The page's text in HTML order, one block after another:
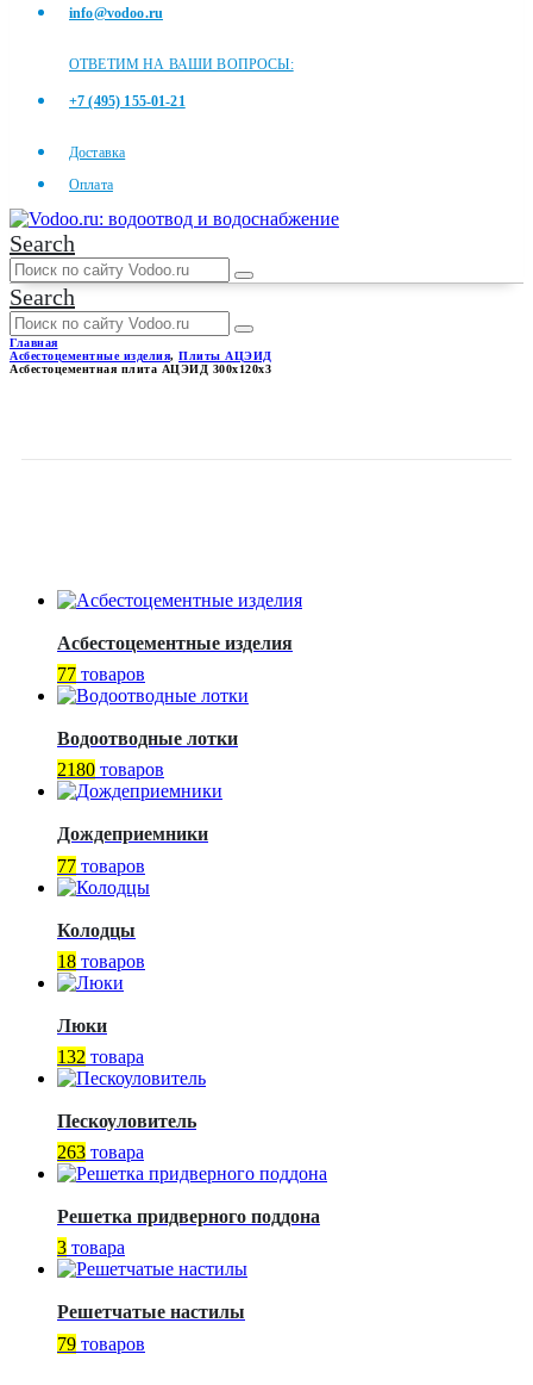
info@vodoo.ru
ОТВЕТИМ НА ВАШИ ВОПРОСЫ:
+7 (495) 155-01-21
Доставка
Оплата
Search
Search
Главная
Асбестоцементные изделия, Плиты АЦЭИД
Асбестоцементная плита АЦЭИД 300x120x3
Асбестоцементные изделия
77 товаров
Водоотводные лотки
2180 товаров
Дождеприемники
77 товаров
Колодцы
18 товаров
Люки
132 товара
Пескоуловитель
263 товара
Решетка придверного поддона
3 товара
Решетчатые настилы
79 товаров